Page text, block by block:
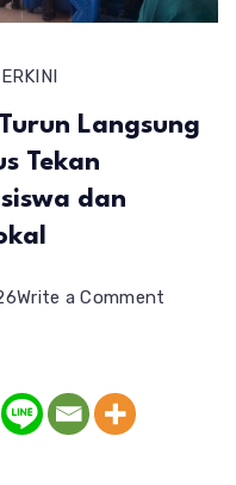
Langsung
Tekan
dan
Write a Comment